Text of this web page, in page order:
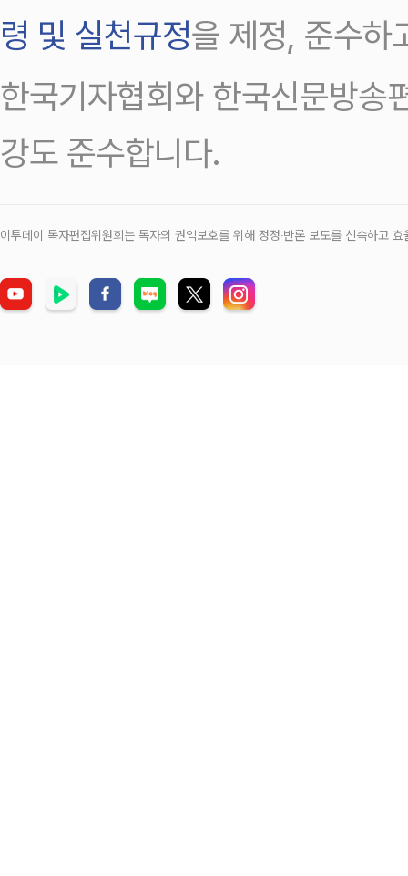
령 및 실천규정을 제정, 준수하
한국기자협회와 한국신문방송
강도 준수합니다.
이투데이 독자편집위원회는 독자의 권익보호를 위해 정정‧반론 보도를 신속하고